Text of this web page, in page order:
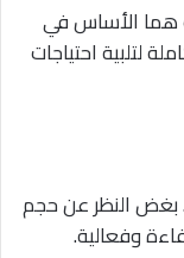
هما الأساس في
لتلبية احتياجات
بغض النظر عن حجم
وفعالية.